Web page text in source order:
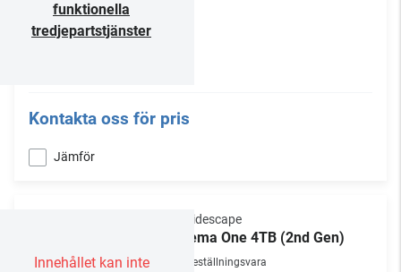
funktionella
tredjepartstjänster
Kontakta oss för pris
Jämför
Innehållet kan inte
Kaleidescape
Cinema One 4TB (2nd Gen)
Beställningsvara